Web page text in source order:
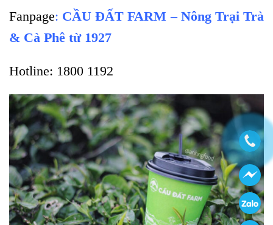
Fanpage: CẦU ĐẤT FARM – Nông Trại Trà
& Cà Phê từ 1927
Hotline: 1800 1192